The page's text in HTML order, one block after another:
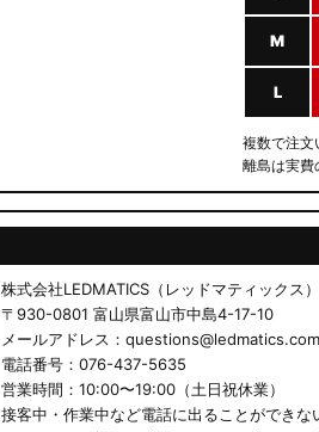
M
L
複数で注文
離島は実費
株式会社LEDMATICS（レッドマティックス）
〒930-0801 富山県富山市中島4-17-10
メールアドレス：questions@ledmatics.com
電話番号：076-437-5635
営業時間：10:00〜19:00（土日祝休業）
接客中・作業中など電話に出ることができな